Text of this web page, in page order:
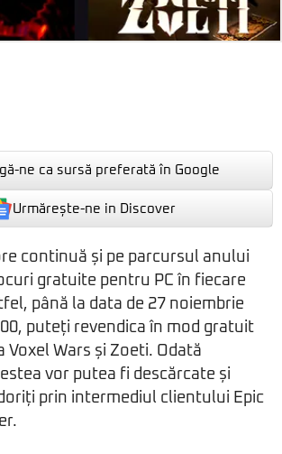
ne ca sursă preferată în Google
Urmărește-ne in Discover
continuă și pe parcursul anului
gratuite pentru PC în fiecare
până la data de 27 noiembrie
puteți revendica în mod gratuit
Voxel Wars și Zoeti. Odată
vor putea fi descărcate și
prin intermediul clientului Epic